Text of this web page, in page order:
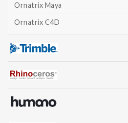
Ornatrix Maya
Ornatrix C4D